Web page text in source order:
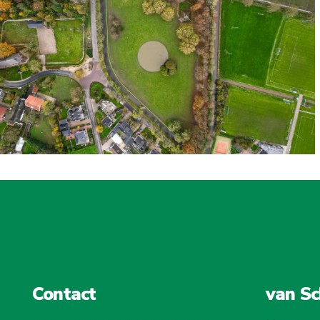
Contact van